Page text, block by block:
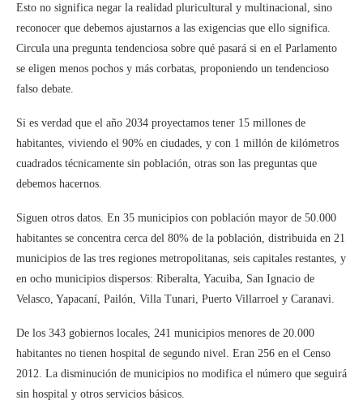
Esto no significa negar la realidad pluricultural y multinacional, sino
reconocer que debemos ajustarnos a las exigencias que ello significa.
Circula una pregunta tendenciosa sobre qué pasará si en el Parlamento
se eligen menos pochos y más corbatas, proponiendo un tendencioso
falso debate.
Si es verdad que el año 2034 proyectamos tener 15 millones de
habitantes, viviendo el 90% en ciudades, y con 1 millón de kilómetros
cuadrados técnicamente sin población, otras son las preguntas que
debemos hacernos.
Siguen otros datos. En 35 municipios con población mayor de 50.000
habitantes se concentra cerca del 80% de la población, distribuida en 21
municipios de las tres regiones metropolitanas, seis capitales restantes, y
en ocho municipios dispersos: Riberalta, Yacuiba, San Ignacio de
Velasco, Yapacaní, Pailón, Villa Tunari, Puerto Villarroel y Caranavi.
De los 343 gobiernos locales, 241 municipios menores de 20.000
habitantes no tienen hospital de segundo nivel. Eran 256 en el Censo
2012. La disminución de municipios no modifica el número que seguirá
sin hospital y otros servicios básicos.